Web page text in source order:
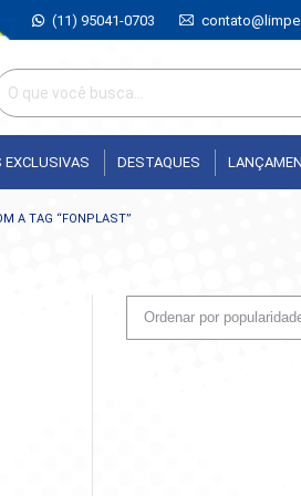
(11) 95041-0703
EXCLUSIVAS DESTAQUES
A TAG “FONPLAST”